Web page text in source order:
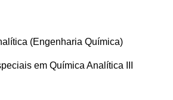
(Engenharia Química)
em Química Analítica III